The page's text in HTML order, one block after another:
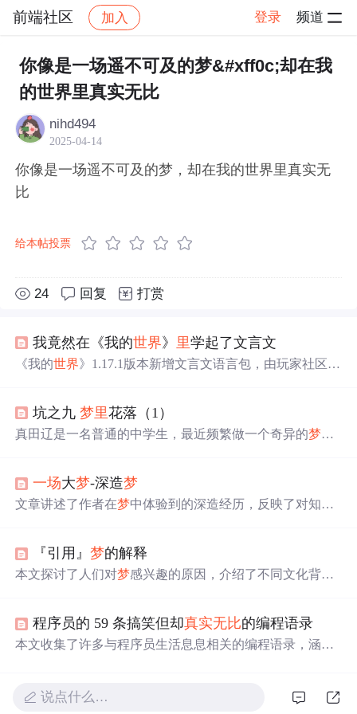
前端社区 加入 登录 频道
社区 前端社区 感慨 帖子详情
你像是一场遥不可及的梦&#xff0c;却在我
的世界里真实无比
nihd494
2025-04-14
你像是一场遥不可及的梦，却在我的世界里真实无
比
给本帖投票
24 回复 打赏
我竟然在《我的世界》 里学起了文言文
《我的世界》1.17.1版本新增文言文语言包，由玩家社区贡
议，但也激发了广泛讨论与兴趣。
坑之九梦里花落（1）
真田辽是一名普通的中学生，最近频繁做一个奇异的梦：
一场大梦-深造梦
文章讲述了作者在梦中体验到的深造经历，反映了对知识
国留学象征着对知识的热情，而面对现实，作者提倡保持
求知欲，勇于接受挑战并寻找个人成长的机会。
『引用』梦的解释
本文探讨了人们对梦感兴趣的原因，介绍了不同文化背景
变、思想情绪等。最后指出弗洛伊德建立了梦的科学理
论，但梦的研究仍面临证实难题。
程序员的 59 条搞笑但却真实无比的编程语录
本文收集了许多与程序员生活息息相关的编程语录，涵盖
说点什么…